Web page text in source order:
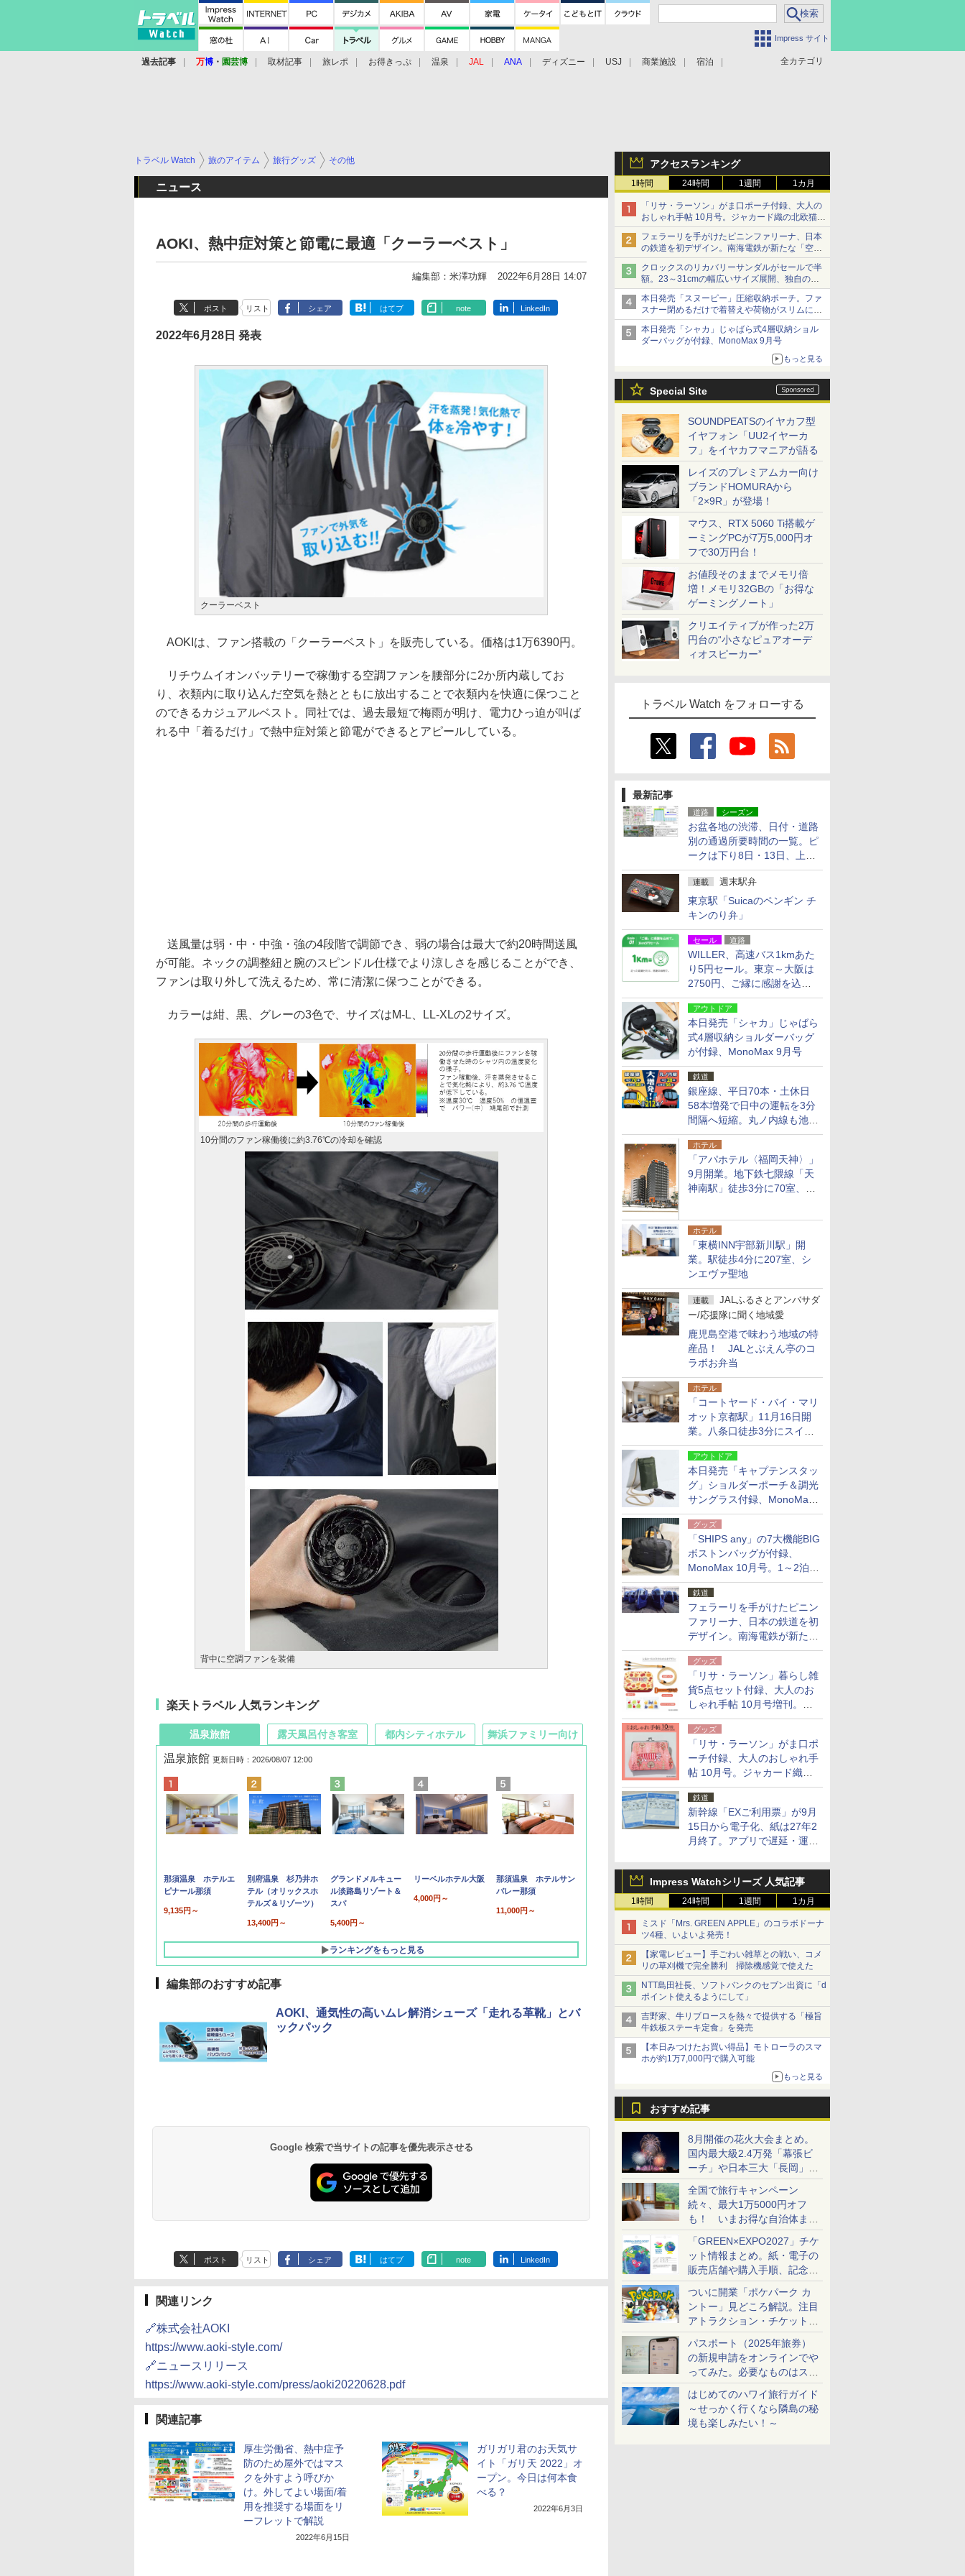
Impress サイト
全カテゴリ
過去記事 万博 ・ 園芸博 取材記事 旅レポ お得きっぷ 温泉 JAL ANA ディズニー USJ 商業施設 宿泊
アクセスランキング
1時間 24時間 1週間 1カ月
「リサ・ラーソン」がま口ポーチ付録、大人の
おしゃれ手帖 10月号。ジャカード織の北欧猫デ
ザイン
フェラーリを手がけたピニンファリーナ、日本
の鉄道を初デザイン。南海電鉄が新たな「空港
特急」をなにわ筋線へ導入
クロックスのリカバリーサンダルがセールで半
額。23～31cmの幅広いサイズ展開、独自のク
ッション素材を採用
本日発売「スヌーピー」圧縮収納ポーチ。ファ
スナー閉めるだけで着替えや荷物がスリムにま
とまる
本日発売「シャカ」じゃばら式4層収納ショル
ダーバッグが付録、MonoMax 9月号
もっと見る
Special Site
SOUNDPEATSのイヤカフ型
イヤフォン「UU2イヤーカ
フ」をイヤカフマニアが語る
レイズのプレミアムカー向け
ブランドHOMURAから
「2×9R」が登場！
マウス、RTX 5060 Ti搭載ゲ
ーミングPCが7万5,000円オ
フで30万円台！
お値段そのままでメモリ倍
増！メモリ32GBの「お得な
ゲーミングノート」
クリエイティブが作った2万
円台の“小さなピュアオーデ
ィオスピーカー”
トラベル Watch をフォローする
最新記事
道路 シーズン
お盆各地の渋滞、日付・道路
別の通過所要時間の一覧。ピ
ークは下り8日・13日、上り
14日・15日
連載 週末駅弁
東京駅「Suicaのペンギン チ
キンのり弁」
セール 道路
WILLER、高速バス1kmあた
り5円セール。東京～大阪は
2750円、ご縁に感謝を込め
た20周年記念キャンペーン
アウトドア
本日発売「シャカ」じゃばら
式4層収納ショルダーバッグ
が付録、MonoMax 9月号
鉄道
銀座線、平日70本・土休日
58本増発で日中の運転を3分
間隔へ短縮。丸ノ内線も池袋
～中野坂上を4分間隔に
ホテル
「アパホテル〈福岡天神〉」
9月開業。地下鉄七隈線「天
神南駅」徒歩3分に70室、エ
ホテル
「東横INN宇部新川駅」開
業。駅徒歩4分に207室、シ
ンエヴァ聖地
連載
JALふるさとアンバサダ
ー/応援隊に聞く地域愛
鹿児島空港で味わう地域の特
産品！ JALとぶえん亭のコ
ラボお弁当
ホテル
「コートヤード・バイ・マリ
オット京都駅」11月16日開
業。八条口徒歩3分にスイー
ト含む全270室、ダイニング
も併設
アウトドア
本日発売「キャプテンスタッ
グ」ショルダーポーチ＆調光
サングラス付録、MonoMax
9月号増刊
グッズ
「SHIPS any」の7大機能BIG
ボストンバッグが付録、
MonoMax 10月号。1～2泊の
荷物、キャリーオンも可能
鉄道
フェラーリを手がけたピニン
ファリーナ、日本の鉄道を初
デザイン。南海電鉄が新たな
「空港特急」をなにわ筋線へ
導入
グッズ
「リサ・ラーソン」暮らし雑
貨5点セット付録、大人のお
しゃれ手帖 10月号増刊。
USBケーブルや缶ケースなど
グッズ
「リサ・ラーソン」がま口ポ
ーチ付録、大人のおしゃれ手
帖 10月号。ジャカード織の
北欧猫デザイン
鉄道
新幹線「EXご利用票」が9月
15日から電子化、紙は27年2
月終了。アプリで遅延・運休
Impress Watchシリーズ 人気記事
1時間 24時間 1週間 1カ月
ミスド「Mrs. GREEN APPLE」のコラボドーナ
ツ4種、いよいよ発売！
【家電レビュー】手ごわい雑草との戦い、コメ
リの草刈機で完全勝利 掃除機感覚で使えた
NTT島田社長、ソフトバンクのセブン出資に「d
ポイント使えるようにして」
吉野家、牛リブロースを熱々で提供する「極旨
牛鉄板ステーキ定食」を発売
【本日みつけたお買い得品】モトローラのスマ
ホが約1万7,000円で購入可能
もっと見る
おすすめ記事
8月開催の花火大会まとめ。
国内最大級2.4万発「幕張ビ
ーチ」や日本三大「長岡」な
ど大型イベント目白押し！
全国で旅行キャンペーン
続々、最大1万5000円オフ
も！ いまお得な自治体まと
め
「GREEN×EXPO2027」チケ
ット情報まとめ。紙・電子の
販売店舗や購入手順、記念チ
ケットも解説
ついに開業「ポケパーク カ
ントー」見どころ解説。注目
アトラクション・チケット手
配・来場前に必要な準備は？
パスポート（2025年旅券）
の新規申請をオンラインでや
ってみた。必要なものはスマ
ホとマイナカードのみ
はじめてのハワイ旅行ガイド
～せっかく行くなら隣島の秘
境も楽しみたい！～
トラベル Watch 旅のアイテム 旅行グッズ その他
ニュース
AOKI、熱中症対策と節電に最適「クーラーベスト」
編集部：米澤功輝 2022年6月28日 14:07
ポスト リスト シェア はてブ note LinkedIn
2022年6月28日 発表
クーラーベスト
AOKIは、ファン搭載の「クーラーベスト」を販売している。価格は1万6390円。
リチウムイオンバッテリーで稼働する空調ファンを腰部分に2か所内蔵してお
り、衣類内に取り込んだ空気を熱とともに放出することで衣類内を快適に保つこと
のできるカジュアルベスト。同社では、過去最短で梅雨が明け、電力ひっ迫が叫ば
れる中「着るだけ」で熱中症対策と節電ができるとアピールしている。
送風量は弱・中・中強・強の4段階で調節でき、弱の場合は最大で約20時間送風
が可能。ネックの調整紐と腕のスピンドル仕様でより涼しさを感じることができ、
ファンは取り外して洗えるため、常に清潔に保つことができる。
カラーは紺、黒、グレーの3色で、サイズはM-L、LL-XLの2サイズ。
10分間のファン稼働後に約3.76℃の冷却を確認
背中に空調ファンを装備
楽天トラベル 人気ランキング
温泉旅館
温泉旅館 更新日時：2026/08/07 12:00
那須温泉 ホテルエ
ピナール那須
9,135円～
別府温泉 杉乃井ホ
テル（オリックスホ
テルズ＆リゾーツ）
13,400円～
グランドメルキュー
ル淡路島リゾート＆
スパ
5,400円～
リーベルホテル大阪
4,000円～
那須温泉 ホテルサン
バレー那須
11,000円～
ランキングをもっと見る
露天風呂付き客室
10,450円～
19,541円～
都内シティホテル 舞浜ファミリー向け
7,950円～
5,758円～
編集部のおすすめ記事
AOKI、通気性の高いムレ解消シューズ「走れる革靴」とバ
ックパック
Google 検索で当サイトの記事を優先表示させる
ポスト リスト シェア はてブ note LinkedIn
関連リンク
🔗株式会社AOKI
https://www.aoki-style.com/
🔗ニュースリリース
https://www.aoki-style.com/press/aoki20220628.pdf
関連記事
厚生労働省、熱中症予
防のため屋外ではマス
クを外すよう呼びか
け。外してよい場面/着
用を推奨する場面をリ
ーフレットで解説
2022年6月15日
ガリガリ君のお天気サ
イト「ガリ天 2022」オ
ープン。今日は何本食
べる？
2022年6月3日